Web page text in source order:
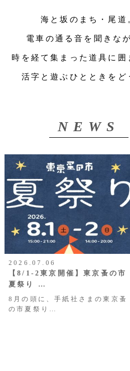
海と坂のまち・尾道
電車の通る音を聞きな
時を経て集まった道具に囲
活字と遊ぶひとときをど
NEWS
2026.07.06
【8/1-2東京開催】東京蚤の市
夏祭り …
8月の頭に、手紙社さまの東京蚤
の市夏祭り…